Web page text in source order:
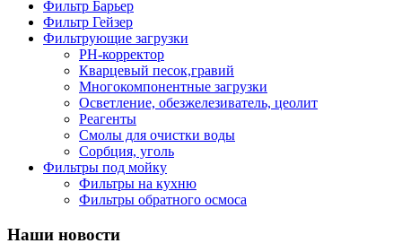
Фильтр Барьер
Фильтр Гейзер
Фильтрующие загрузки
PH-корректор
Кварцевый песок,гравий
Многокомпонентные загрузки
Осветление, обезжелезиватель, цеолит
Реагенты
Смолы для очистки воды
Сорбция, уголь
Фильтры под мойку
Фильтры на кухню
Фильтры обратного осмоса
Наши новости